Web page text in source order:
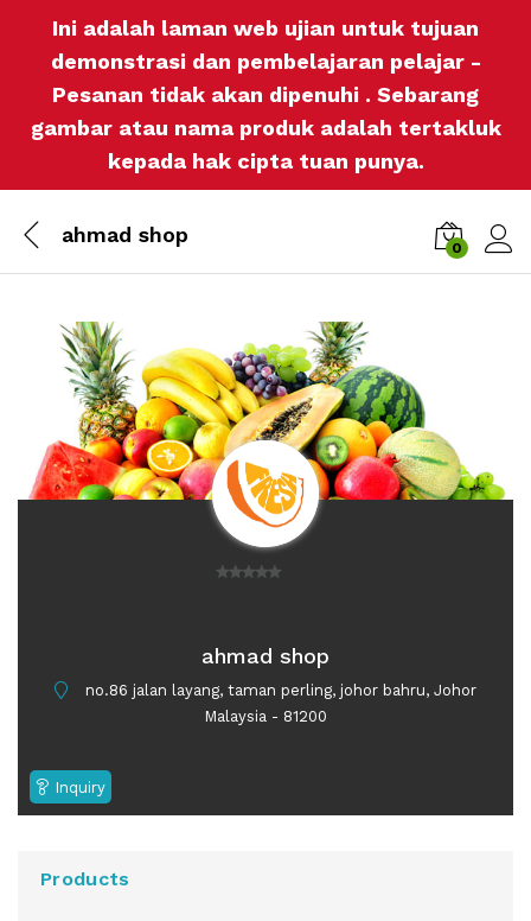
Ini adalah laman web ujian untuk tujuan
demonstrasi dan pembelajaran pelajar -
Pesanan tidak akan dipenuhi . Sebarang
gambar atau nama produk adalah tertakluk
kepada hak cipta tuan punya.
ahmad shop
0
u
o
ahmad shop
no.86 jalan layang, taman perling, johor bahru, Johor
Malaysia - 81200
Inquiry
Products